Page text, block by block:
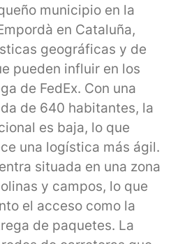
municipio en la
en Cataluña,
geográficas y de
pueden influir en los
de FedEx. Con una
de 640 habitantes, la
es baja, lo que
una logística más ágil.
situada en una zona
y campos, lo que
el acceso como la
de paquetes. La